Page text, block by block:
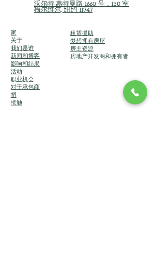
沃尔特·惠特曼路 1660 号，130 室
梅尔维尔, 纽约 11747
家
关于
我们是谁
新闻和博客
影响和结果
活动
职业机会
对于承包商
捐
接触
租赁援助
梦想拥有房屋
房主资源
房地产开发商和拥有者